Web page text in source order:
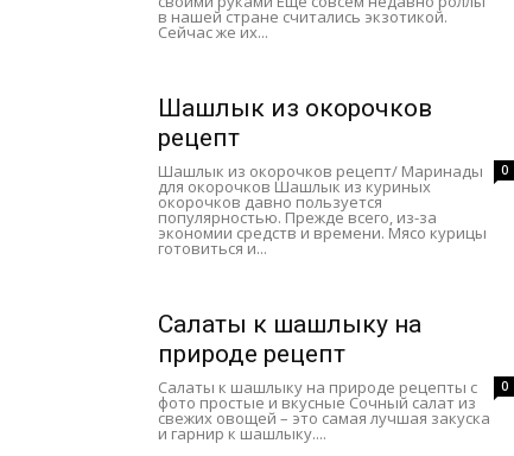
в нашей стране считались экзотикой.
Сейчас же их...
Шашлык из окорочков
рецепт
0
Шашлык из окорочков рецепт/ Маринады
для окорочков Шашлык из куриных
окорочков давно пользуется
популярностью. Прежде всего, из-за
экономии средств и времени. Мясо курицы
готовиться и...
Салаты к шашлыку на
природе рецепт
0
Салаты к шашлыку на природе рецепты с
фото простые и вкусные Сочный салат из
свежих овощей – это самая лучшая закуска
и гарнир к шашлыку....